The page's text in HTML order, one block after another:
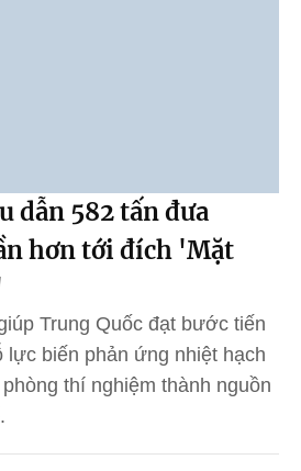
dẫn 582 tấn đưa
hơn tới đích 'Mặt
Trung Quốc đạt bước tiến
lực biến phản ứng nhiệt hạch
thí nghiệm thành nguồn